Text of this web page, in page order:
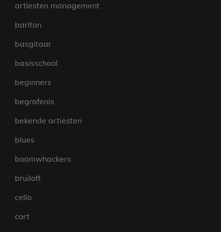
artiesten management
bariton
basgitaar
basisschool
beginners
begrafenis
bekende artiesten
blues
boomwhackers
bruiloft
cello
cort